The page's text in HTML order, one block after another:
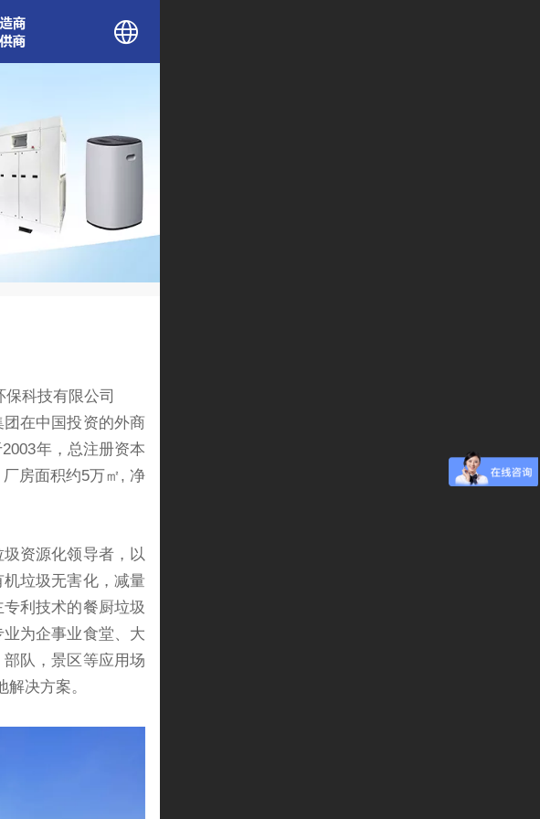
English
科技有限公司
在中国投资的外商
年，总注册资本
房面积约5万㎡, 净
资源化领导者，以
垃圾无害化，减量
利技术的餐厨垃圾
为企事业食堂、大
队，景区等应用场
决方案。